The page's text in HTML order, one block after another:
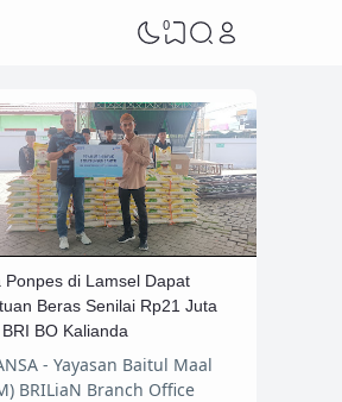
0
Ponpes di Lamsel Dapat
Beras Senilai Rp21 Juta
BO Kalianda
- Yayasan Baitul Maal
BRILiaN Branch Office